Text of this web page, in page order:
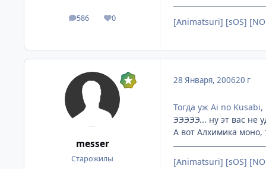
586
посты 0
Репутация [Animatsuri] [sOS] [NO
messer
Старожилы
28 Января, 200620 г
Тогда уж Ai no
ЭЭЭЭЭ... ну эт вас не
А вот Алхимика
[Animatsuri] [sOS] [NO